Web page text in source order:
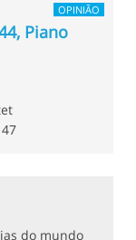
OPINIÃO
Piano
do mundo